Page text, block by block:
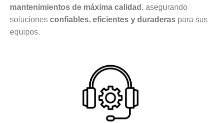
mantenimientos de máxima calidad , asegurando
soluciones confiables, eficientes y duraderas para sus
equipos.